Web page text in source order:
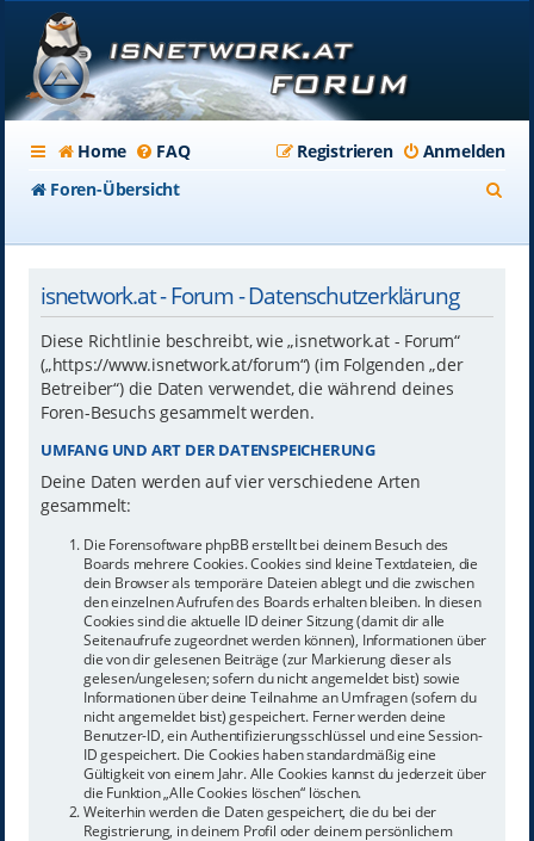
Home FAQ Anmelden
Registrieren
Foren-Übersicht
isnetwork.at - Forum - Datenschutzerklärung
Diese Richtlinie beschreibt, wie „isnetwork.at - Forum“
(„https://www.isnetwork.at/forum“) (im Folgenden „der
Betreiber“) die Daten verwendet, die während deines
Foren-Besuchs gesammelt werden.
UMFANG UND ART DER DATENSPEICHERUNG
Deine Daten werden auf vier verschiedene Arten
gesammelt:
Die Forensoftware phpBB erstellt bei deinem Besuch des
Boards mehrere Cookies. Cookies sind kleine Textdateien, die
dein Browser als temporäre Dateien ablegt und die zwischen
den einzelnen Aufrufen des Boards erhalten bleiben. In diesen
Cookies sind die aktuelle ID deiner Sitzung (damit dir alle
Seitenaufrufe zugeordnet werden können), Informationen über
die von dir gelesenen Beiträge (zur Markierung dieser als
gelesen/ungelesen; sofern du nicht angemeldet bist) sowie
Informationen über deine Teilnahme an Umfragen (sofern du
nicht angemeldet bist) gespeichert. Ferner werden deine
Benutzer-ID, ein Authentifizierungsschlüssel und eine Session-
ID gespeichert. Die Cookies haben standardmäßig eine
Gültigkeit von einem Jahr. Alle Cookies kannst du jederzeit über
die Funktion „Alle Cookies löschen“ löschen.
Weiterhin werden die Daten gespeichert, die du bei der
Registrierung, in deinem Profil oder deinem persönlichem